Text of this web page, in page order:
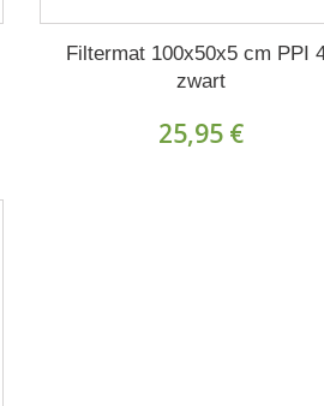
Filtermat 100x50x5 cm PPI
zwart
25,95 €